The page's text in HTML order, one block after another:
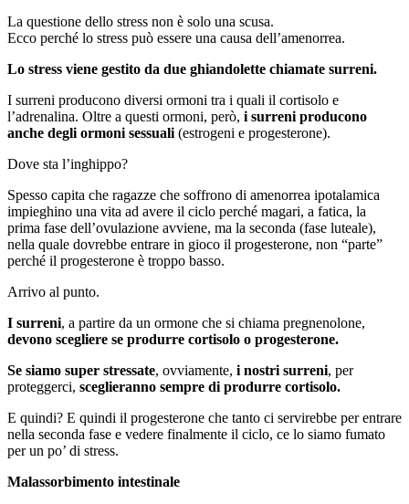
La questione dello stress non è solo una scusa.
Ecco perché lo stress può essere una causa dell’amenorrea.
Lo stress viene gestito da due ghiandolette chiamate surreni.
I surreni producono diversi ormoni tra i quali il cortisolo e
l’adrenalina. Oltre a questi ormoni, però, i surreni producono
anche degli ormoni sessuali (estrogeni e progesterone).
Dove sta l’inghippo?
Spesso capita che ragazze che soffrono di amenorrea ipotalamica
impieghino una vita ad avere il ciclo perché magari, a fatica, la
prima fase dell’ovulazione avviene, ma la seconda (fase luteale),
nella quale dovrebbe entrare in gioco il progesterone, non “parte”
perché il progesterone è troppo basso.
Arrivo al punto.
I surreni, a partire da un ormone che si chiama pregnenolone,
devono scegliere se produrre cortisolo o progesterone.
Se siamo super stressate, ovviamente, i nostri surreni, per
proteggerci, sceglieranno sempre di produrre cortisolo.
E quindi? E quindi il progesterone che tanto ci servirebbe per entrare
nella seconda fase e vedere finalmente il ciclo, ce lo siamo fumato
per un po’ di stress.
Malassorbimento intestinale